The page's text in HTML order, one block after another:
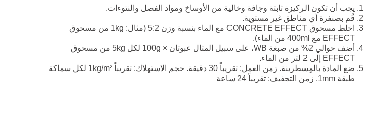
يجب أن تكون الركيزة ثابتة وجافة وخالية من الأوساخ ومواد الفصل والنتوءات.
قُم بصنفرة أي مناطق غير مستوية.
اخلط مسحوق CONCRETE EFFECT مع الماء بنسبة وزن 5:2 (مثال: 1kg من مسحوق
EFFECT مع 400ml من الماء).
أضف حوالي 2% من صبغة WB، على سبيل المثال عبوتان × 100g لكل 5kg من مسحوق
EFFECT إلى 2 لتر من الماء.
ضع المادة بالمِسطرينة. زمن العمل: تقريباً 30 دقيقة. حجم الاستهلاك: تقريباً 1kg/m² لكل سماكة
طبقة 1mm. زمن التجفيف: تقريباً 24 ساعة